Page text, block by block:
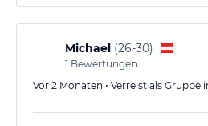
Michael (26-30)
1 Bewertungen
Vor 2 Monaten • Verreist als Gruppe